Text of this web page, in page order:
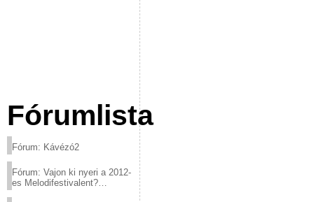
Fórumlista
Fórum: Kávézó2
Fórum: Vajon ki nyeri a 2012-
es Melodifestivalent?